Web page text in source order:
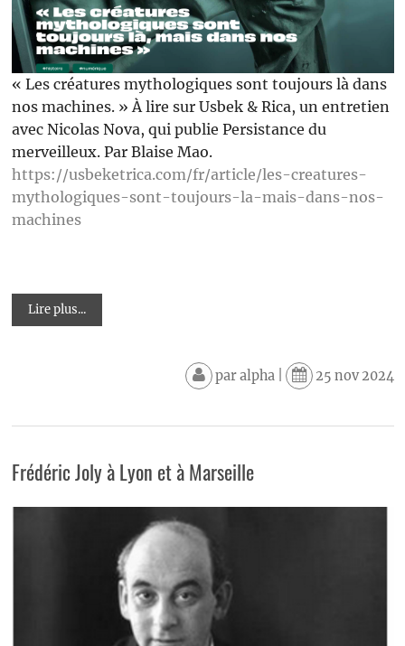
« Les créatures mythologiques sont toujours là dans
nos machines. » À lire sur Usbek & Rica, un entretien
avec Nicolas Nova, qui publie Persistance du
merveilleux. Par Blaise Mao.
https://usbeketrica.com/fr/article/les-creatures-
mythologiques-sont-toujours-la-mais-dans-nos-
machines
Lire plus...
paralpha| 25 nov 2024
Frédéric Joly à Lyon et à Marseille